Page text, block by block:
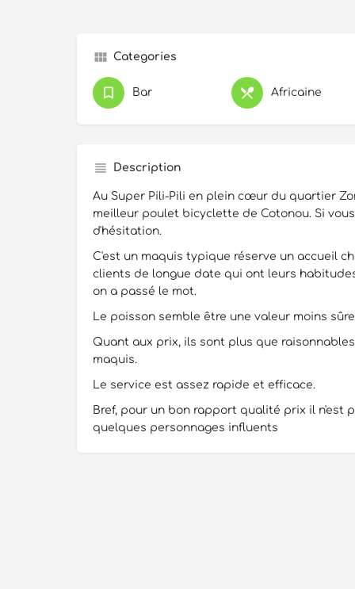
Categories
Bar Africaine
Description
Au Super Pili-Pili en plein cœur du quartier
meilleur poulet bicyclette de Cotonou. Si
d'hésitation.
C'est un maquis typique réserve un accueil
clients de longue date qui ont leurs
on a passé le mot.
Le poisson semble être une valeur moins
Quant aux prix, ils sont plus que
maquis.
Le service est assez rapide et efficace.
Bref, pour un bon rapport qualité prix il n'est
quelques personnages influents